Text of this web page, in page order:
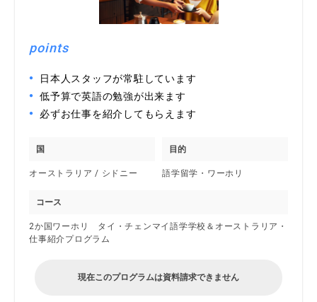
points
日本人スタッフが常駐しています
低予算で英語の勉強が出来ます
必ずお仕事を紹介してもらえます
国
オーストラリア / シドニー
目的
語学留学・ワーホリ
コース
2か国ワーホリ タイ・チェンマイ語学学校＆オーストラリア・
仕事紹介プログラム
現在このプログラムは資料請求できません